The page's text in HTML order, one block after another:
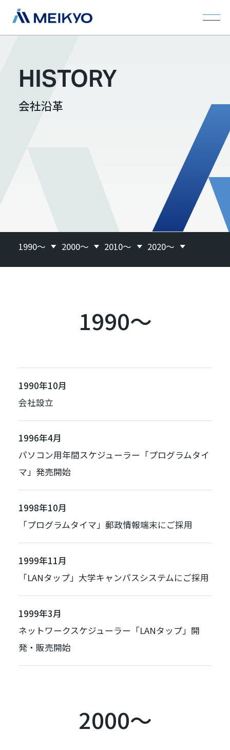
HISTORY
会社沿革
1990～ 2000〜 2010〜 2020〜
1990～
1990年10月
会社設立
1996年4月
パソコン用年間スケジューラー「プログラムタイ
マ」発売開始
1998年10月
「プログラムタイマ」郵政情報端末にご採用
1999年11月
「LANタップ」大学キャンパスシステムにご採用
1999年3月
ネットワークスケジューラー「LANタップ」開
発・販売開始
2000～